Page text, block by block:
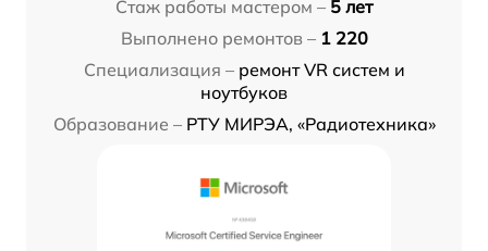
Стаж работы мастером – 5 лет
Выполнено ремонтов – 1 220
Специализация – ремонт VR систем и
ноутбуков
Образование – РТУ МИРЭА, «Радиотехника»